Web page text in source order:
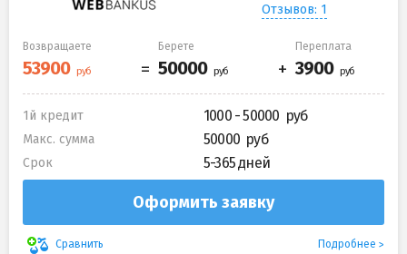
Отзывов: 1
Возвращаете Берете Переплата
1й кредит 1000 - 50000
Макс. сумма 50000
Срок 5-365 дней
Оформить заявку
Сравнить Подробнее